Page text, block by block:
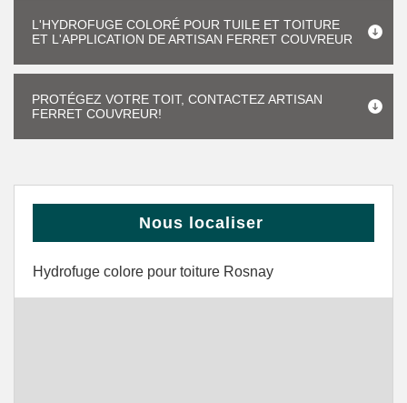
L'HYDROFUGE COLORÉ POUR TUILE ET TOITURE
ET L'APPLICATION DE ARTISAN FERRET COUVREUR
PROTÉGEZ VOTRE TOIT, CONTACTEZ ARTISAN
FERRET COUVREUR!
Nous localiser
Hydrofuge colore pour toiture Rosnay